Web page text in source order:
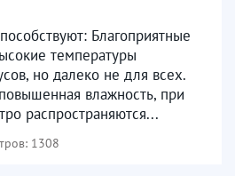
Благоприятные
температуры
но далеко не для всех.
влажность, при
распространяются...
1308